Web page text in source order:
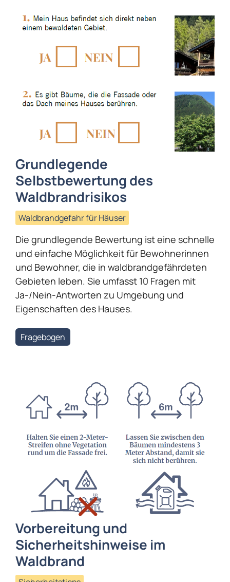
Grundlegende
Selbstbewertung des
Waldbrandrisikos
Waldbrandgefahr für Häuser
Die grundlegende Bewertung ist eine schnelle
und einfache Möglichkeit für Bewohnerinnen
und Bewohner, die in waldbrandgefährdeten
Gebieten leben. Sie umfasst 10 Fragen mit
Ja-/Nein-Antworten zu Umgebung und
Eigenschaften des Hauses.
Fragebogen
Vorbereitung und
Sicherheitshinweise im
Waldbrand